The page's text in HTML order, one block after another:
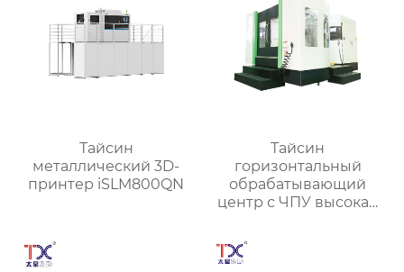
Тайсин
металлический 3D-
принтер iSLM800QN
Тайсин
горизонтальный
обрабатывающий
центр с ЧПУ высокая